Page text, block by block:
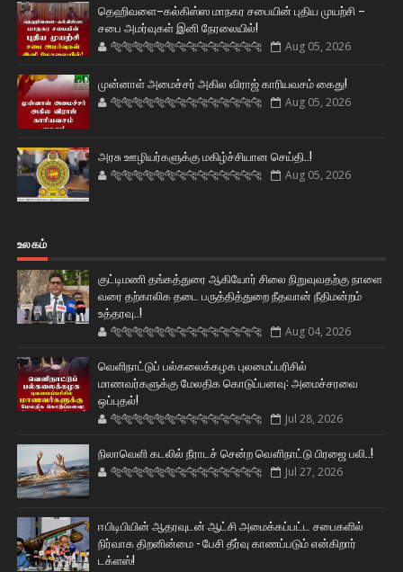
தெஹிவளை–கல்கிஸ்ஸ மாநகர சபையின் புதிய முயற்சி –
சபை அமர்வுகள் இனி நேரலையில்!
🐅🐅🐅🐅🐅🐅🐆🐆🐆🐆🐆🐆🐆🐆 Aug 05, 2026
முன்னாள் அமைச்சர் அகில விராஜ் காரியவசம் கைது!
🐅🐅🐅🐅🐅🐅🐆🐆🐆🐆🐆🐆🐆🐆 Aug 05, 2026
அரசு ஊழியர்களுக்கு மகிழ்ச்சியான செய்தி..!
🐅🐅🐅🐅🐅🐅🐆🐆🐆🐆🐆🐆🐆🐆 Aug 05, 2026
உலகம்
குட்டிமணி தங்கத்துரை ஆகியோர் சிலை நிறுவுவதற்கு நாளை
வரை தற்காலிக தடை பருத்தித்துறை நீதவான் நீதிமன்றம்
உத்தரவு..!
🐅🐅🐅🐅🐅🐅🐆🐆🐆🐆🐆🐆🐆🐆 Aug 04, 2026
வெளிநாட்டுப் பல்கலைக்கழக புலமைப்பரிசில்
மாணவர்களுக்கு மேலதிக கொடுப்பனவு: அமைச்சரவை
ஒப்புதல்!
🐅🐅🐅🐅🐅🐅🐆🐆🐆🐆🐆🐆🐆🐆 Jul 28, 2026
நிலாவெளி கடலில் நீராடச் சென்ற வௌிநாட்டு பிரஜை பலி..!
🐅🐅🐅🐅🐅🐅🐆🐆🐆🐆🐆🐆🐆🐆 Jul 27, 2026
ஈபிடிபியின் ஆதரவுடன் ஆட்சி அமைக்கப்பட்ட சபைகளில்
நிர்வாக திறனின்மை - பேசி தீர்வு காணப்படும் என்கிறார்
டக்ளஸ்!